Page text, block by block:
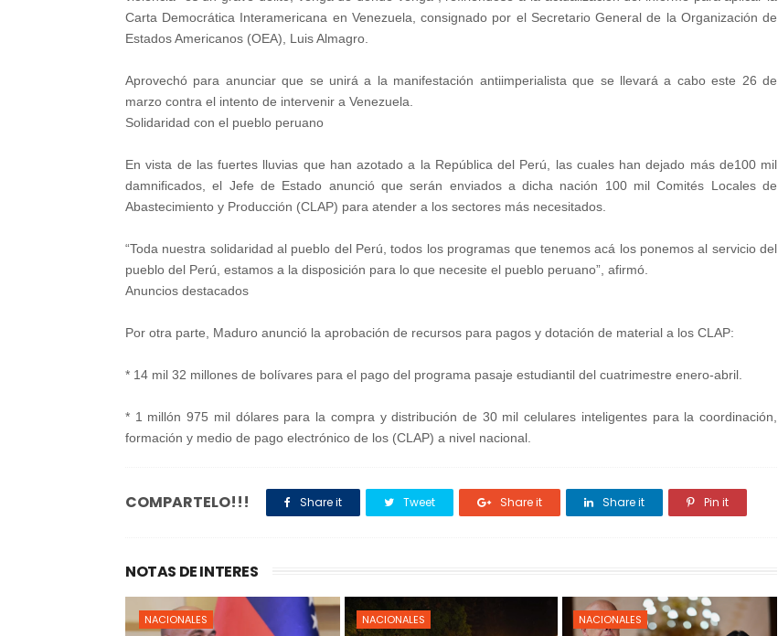
Carta Democrática Interamericana en Venezuela, consignado por el Secretario General de la Organización de
Estados Americanos (OEA), Luis Almagro.
Aprovechó para anunciar que se unirá a la manifestación antiimperialista que se llevará a cabo este 26 de
marzo contra el intento de intervenir a Venezuela.
Solidaridad con el pueblo peruano
En vista de las fuertes lluvias que han azotado a la República del Perú, las cuales han dejado más de100 mil
damnificados, el Jefe de Estado anunció que serán enviados a dicha nación 100 mil Comités Locales de
Abastecimiento y Producción (CLAP) para atender a los sectores más necesitados.
“Toda nuestra solidaridad al pueblo del Perú, todos los programas que tenemos acá los ponemos al servicio del
pueblo del Perú, estamos a la disposición para lo que necesite el pueblo peruano”, afirmó.
Anuncios destacados
Por otra parte, Maduro anunció la aprobación de recursos para pagos y dotación de material a los CLAP:
* 14 mil 32 millones de bolívares para el pago del programa pasaje estudiantil del cuatrimestre enero-abril.
* 1 millón 975 mil dólares para la compra y distribución de 30 mil celulares inteligentes para la coordinación,
formación y medio de pago electrónico de los (CLAP) a nivel nacional.
COMPARTELO!!! Share it Tweet Share it Share it Pin it
NOTAS DE INTERES
NACIONALES NACIONALES NACIONALES